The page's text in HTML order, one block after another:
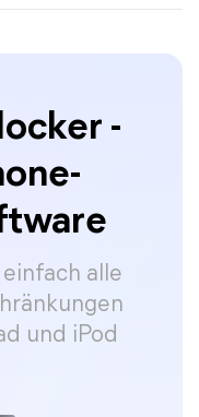
-
alle
und iPod